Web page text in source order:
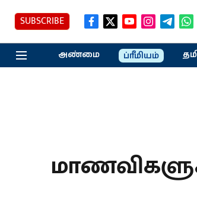
SUBSCRIBE
அண்மை ப்ரீமியம்